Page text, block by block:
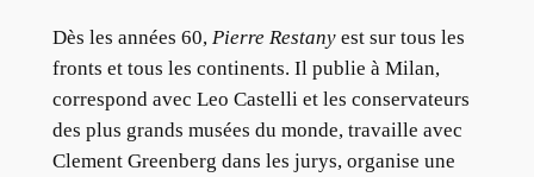
Dès les années 60, Pierre Restanyest sur tous les
fronts et tous les continents. Il publie à Milan,
correspond avec Leo Castelli et les conservateurs
des plus grands musées du monde, travaille avec
Clement Greenberg dans les jurys, organise une